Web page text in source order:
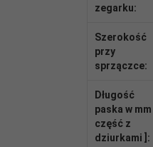
zegarku:
Szerokość
przy
sprzączce:
Długość
paska w mm [
część z
dziurkami ]: